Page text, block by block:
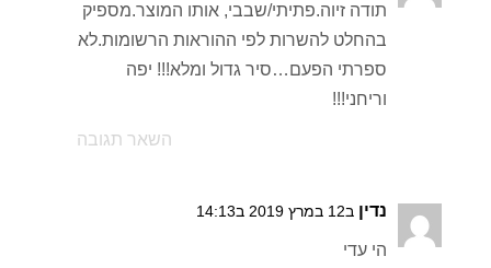
תודה זיוה.פתיתי/שבבי, אותו המוצר.מספיק
בהחלט להשרות לפי ההוראות הרשומות.לא
ספרתי הפעם…סיר גדול ומלא!!! יפה
וריחני!!!
השאר תגובה
נדין ב12 במרץ 2019 ב14:13
הי עדי